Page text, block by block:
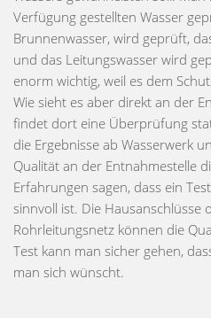
Verfügung gestellten Wasser
Brunnenwasser, wird geprüft,
und das Leitungswasser wird
enorm wichtig, weil es dem
Wie sieht es aber direkt an der
findet dort eine Überprüfung
die Ergebnisse ab Wasserwerk
Qualität an der Entnahmestelle
Erfahrungen sagen, dass ein
sinnvoll ist. Die Hausanschlüsse
Rohrleitungsnetz können die
Test kann man sicher gehen,
man sich wünscht.